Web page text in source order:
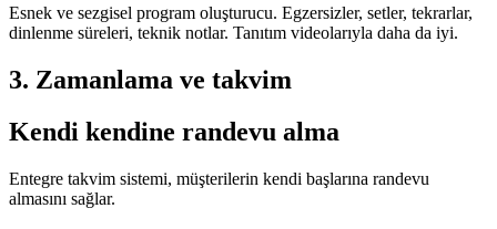
Esnek ve sezgisel program oluşturucu. Egzersizler, setler, tekrarlar,
dinlenme süreleri, teknik notlar. Tanıtım videolarıyla daha da iyi.
3. Zamanlama ve takvim
Kendi kendine randevu alma
Entegre takvim sistemi, müşterilerin kendi başlarına randevu
almasını sağlar.